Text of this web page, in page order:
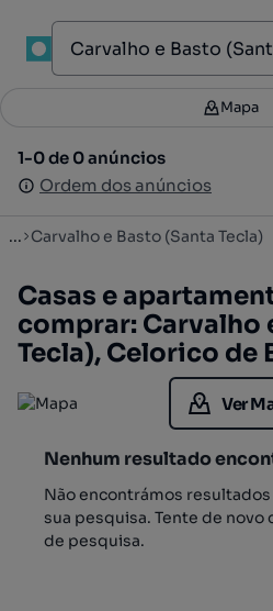
Filtros 1
1-0 de 0 anúncios
Ordem dos anúncios
Mapa
1-0 de 0 anúncios
Ordem dos anúncios
... Carvalho e Basto (Santa Tecla)
Casas e
comprar: Carvalho
Tecla), Celorico de
Ver
Nenhum resultado
Não encontrámos
sua pesquisa. Tente de
de pesquisa.